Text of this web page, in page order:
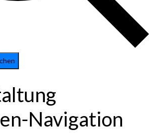
Navigation